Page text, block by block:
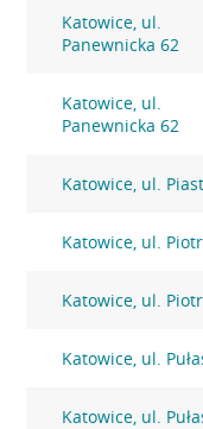
Katowice, ul.
Panewnicka 62
Katowice, ul.
Panewnicka 62
Katowice, ul.
Katowice, ul.
Katowice, ul.
Katowice, ul.
Katowice, ul.